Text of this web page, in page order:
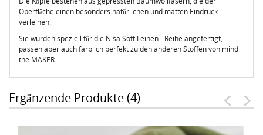
Oberfläche einen besonders natürlichen und matten Eindruck
verleihen.
Sie wurden speziell für die Nisa Soft Leinen - Reihe angefertigt,
passen aber auch farblich perfekt zu den anderen Stoffen von mind
the MAKER.
Ergänzende Produkte (4)